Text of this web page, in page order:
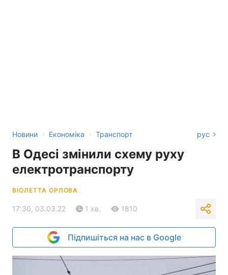
Новини › Економіка › Транспорт рус
В Одесі змінили схему руху
електротранспорту
ВІОЛЕТТА ОРЛОВА
17:30, 03.03.22 1 хв. 1810
Підпишіться на нас в Google